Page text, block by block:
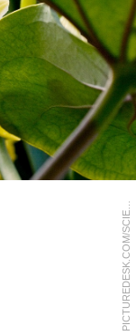
P
I
C
T
U
R
E
D
E
S
K
.
C
O
M
/
S
C
I
E
N
C
E
P
H
O
T
O
L
I
B
R
A
R
Y